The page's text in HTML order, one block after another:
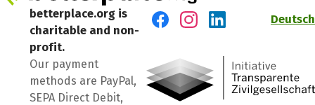
betterplace.org is
charitable and non-
profit.
Our payment
methods are PayPal,
SEPA Direct Debit,
Deutsch